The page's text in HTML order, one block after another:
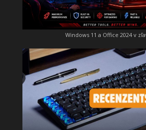
Windows 11 a Office 2024 v